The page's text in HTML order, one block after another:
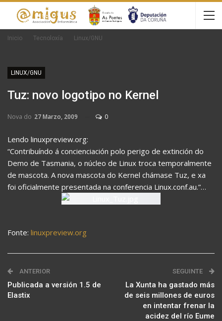
Inicio Tecnoloxía Linux/GNU
LINUX/GNU
Tuz: novo logotipo no Kernel
Nova do 27 Marzo, 2009 0
Lendo linuxpreview.org:
“Contribuíndo á concienciación polo perigo de extinción do
Demo de Tasmania, o núcleo de Linux troca temporalmente
de mascota. A nova mascota do Kernel chámase Tuz, e xa
foi oficialmente presentada na conferencia Linux.conf.au.”…
Fonte: linuxpreview.org
ANTERIOR
Publicada a versión 1.5 de
Elastix
SEGUINTE
La Xunta ha gastado más
de seis millones de euros
en intentar frenar la
acidez del río Eume